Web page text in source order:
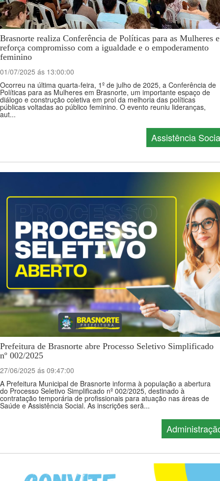
Brasnorte realiza Conferência de Políticas para as Mulheres e
reforça compromisso com a igualdade e o empoderamento
feminino
01/07/2025 ás 13:00:00
Ocorreu na última quarta-feira, 1º de julho de 2025, a Conferência de
Políticas para as Mulheres em Brasnorte, um importante espaço de
diálogo e construção coletiva em prol da melhoria das políticas
públicas voltadas ao público feminino. O evento reuniu lideranças,
aut...
Assistência
Prefeitura de Brasnorte abre Processo Seletivo Simplificado
nº 002/2025
27/06/2025 ás 09:47:00
A Prefeitura Municipal de Brasnorte informa à população a abertura
do Processo Seletivo Simplificado nº 002/2025, destinado à
contratação temporária de profissionais para atuação nas áreas de
Saúde e Assistência Social. As inscrições serã...